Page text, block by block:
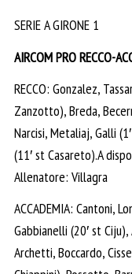
SERIE A GIRONE 1
AIRCOM PRO RECCO-
RECCO: Gonzalez,
Zanzotto), Breda,
Narcisi, Metaliaj, Galli
(11′ st Casareto).A
Allenatore: Villagra
ACCADEMIA: Cantoni,
Gabbianelli (20′ st
Archetti, Boccardo,